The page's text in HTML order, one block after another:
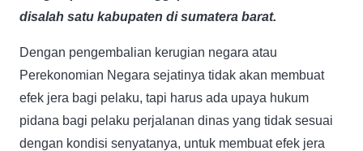
disalah satu kabupaten di sumatera barat.
Dengan pengembalian kerugian negara atau
Perekonomian Negara sejatinya tidak akan membuat
efek jera bagi pelaku, tapi harus ada upaya hukum
pidana bagi pelaku perjalanan dinas yang tidak sesuai
dengan kondisi senyatanya, untuk membuat efek jera